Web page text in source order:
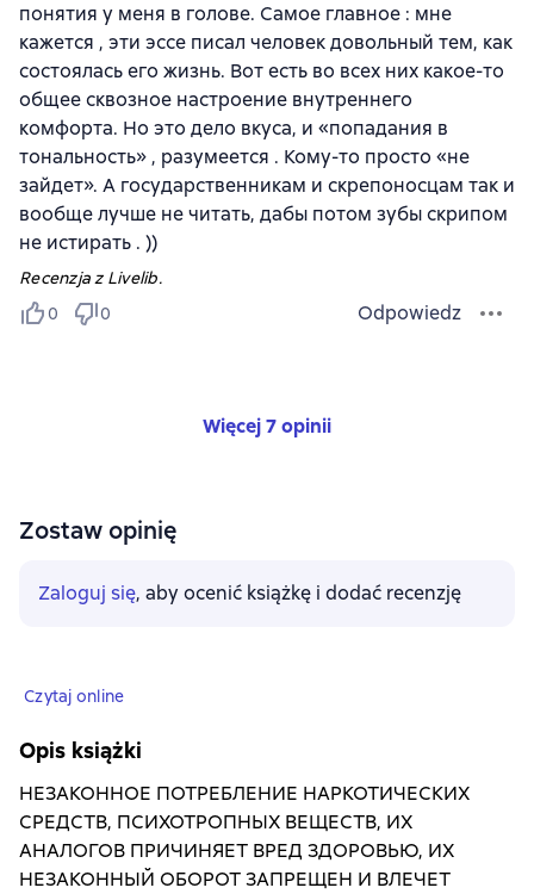
понятия у меня в голове. Самое главное : мне
кажется , эти эссе писал человек довольный тем, как
состоялась его жизнь. Вот есть во всех них какое-то
общее сквозное настроение внутреннего
комфорта. Но это дело вкуса, и «попадания в
тональность» , разумеется . Кому-то просто «не
зайдет». А государственникам и скрепоносцам так и
вообще лучше не читать, дабы потом зубы скрипом
не истирать . ))
Recenzja z Livelib.
0
0 Odpowiedz
Więcej 7 opinii
Zostaw opinię
Zaloguj się, aby ocenić książkę i dodać recenzję
Czytaj online
Opis książki
НЕЗАКОННОЕ ПОТРЕБЛЕНИЕ НАРКОТИЧЕСКИХ
СРЕДСТВ, ПСИХОТРОПНЫХ ВЕЩЕСТВ, ИХ
АНАЛОГОВ ПРИЧИНЯЕТ ВРЕД ЗДОРОВЬЮ, ИХ
НЕЗАКОННЫЙ ОБОРОТ ЗАПРЕЩЕН И ВЛЕЧЕТ